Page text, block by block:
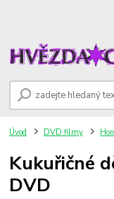
Úvod DVD filmy
Kukuřičné
DVD